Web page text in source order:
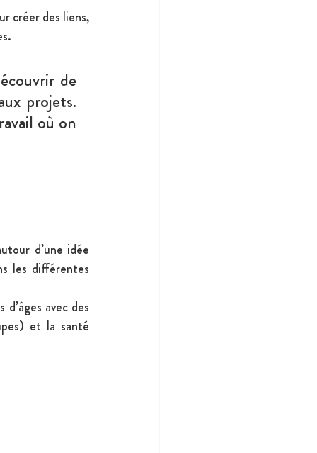
créer des liens,
de
projets.
où on
d’une idée
les différentes
avec des
et la santé